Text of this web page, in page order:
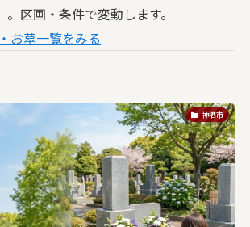
区画・条件で変動します。
お墓一覧をみる
神栖市